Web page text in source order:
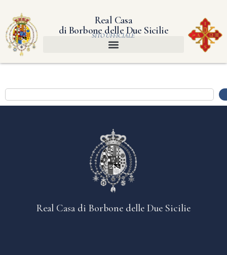
Real Casa
di Borbone delle Due Sicilie
SITO UFFICIALE
Real Casa di Borbone delle Due Sicilie